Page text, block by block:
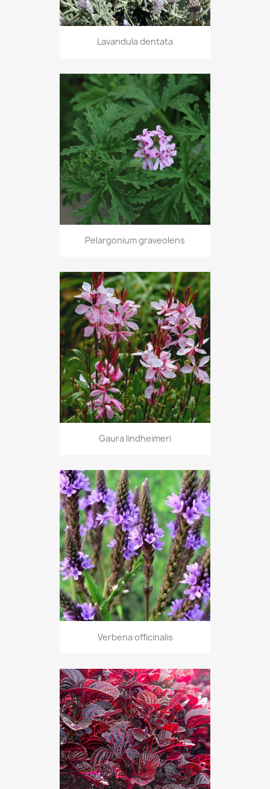
Lavandula dentata
Pelargonium graveolens
Gaura lindheimeri
Verbena officinalis